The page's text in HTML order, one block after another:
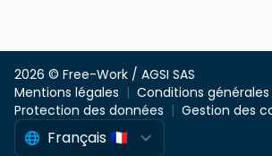
2026 © Free-Work / AGSI SAS
Mentions légales
Conditions générales
Protection des données
Gestion des